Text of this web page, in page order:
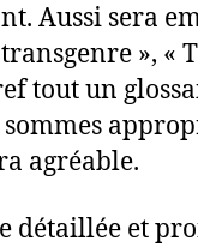
Aussi sera
», «
tout un
agréable.
détaillée et